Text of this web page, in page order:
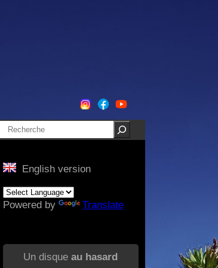
Rechercher
English version
Powered by Translate
Un disque au hasard